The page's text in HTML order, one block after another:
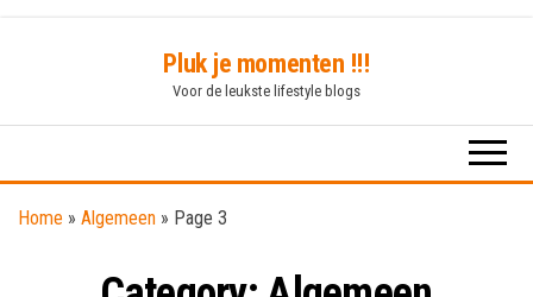
content
Pluk je momenten !!!
Voor de leukste lifestyle blogs
Home » Algemeen » Page 3